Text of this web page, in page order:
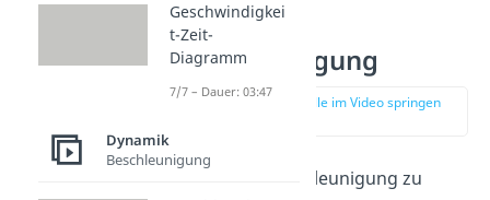
Beispiele
Beschleunigung
zur Stelle im Video springen
Um dir die Beschleunigung zu
Geschwindigkei
t-Zeit-
Diagramm
7/7 – Dauer: 03:47
Dynamik
Beschleunigung